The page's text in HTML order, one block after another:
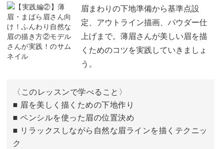
眉毛の描き方 02:11
眉まわりの下地準備から基準点設
定、アウトライン描画、パウダー仕
上げまで。薄眉さんが美しい眉を描
くためのコツを実践していきましょ
う。
〈このレッスンで学べること〉
■ 眉を美しく描くための下地作り
■ ペンシルを使った眉の位置決め
■ リラックスしながら自然な眉ラインを描くテクニッ
ク